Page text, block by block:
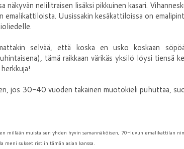
näkyvän nelilitraisen lisäksi pikkuinen kasari.
emalikattiloista. Uusissakin kesäkattiloissa on
selvää, että koska en usko koskaan
tämä raikkaan värikäs yksilö löysi tiensä
jos 30-40 vuoden takainen muotokieli puhuttaa,
millään muista sen yhden hyvin samannäköisen, 70-luvun emalikattilan
meni sukset ristiin tämän asian kanssa.